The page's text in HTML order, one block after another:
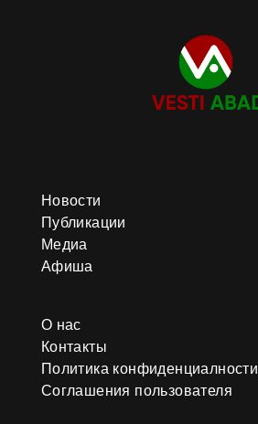
Новости
Публикации
Медиа
Афиша
О нас
Контакты
Политика конфиденциалности
Соглашения пользователя